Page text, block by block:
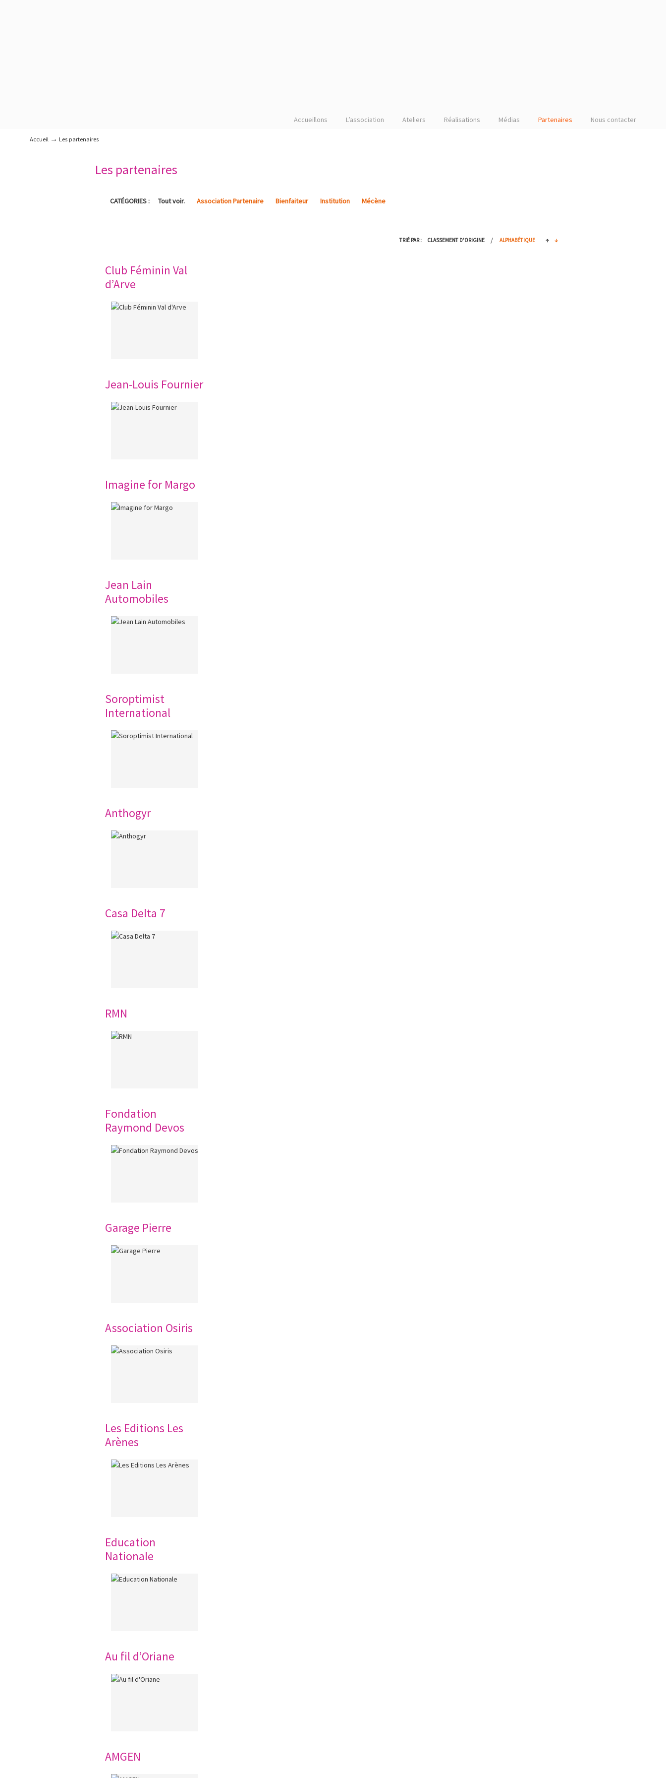
Accueillons L’association Ateliers Réalisations Médias Partenaires Nous contacter
Accueil →Les partenaires
Les partenaires
CATÉGORIES : Tout voir. Association Partenaire Bienfaiteur Institution Mécène
TRIÉ PAR : CLASSEMENT D'ORIGINE / ALPHABÉTIQUE ↑ ↓
Club Féminin Val
d’Arve
Jean-Louis Fournier
Imagine for Margo
Jean Lain
Automobiles
Soroptimist
International
Anthogyr
Casa Delta 7
RMN
Fondation
Raymond Devos
Garage Pierre
Association Osiris
Les Editions Les
Arènes
Education
Nationale
Au fil d’Oriane
AMGEN